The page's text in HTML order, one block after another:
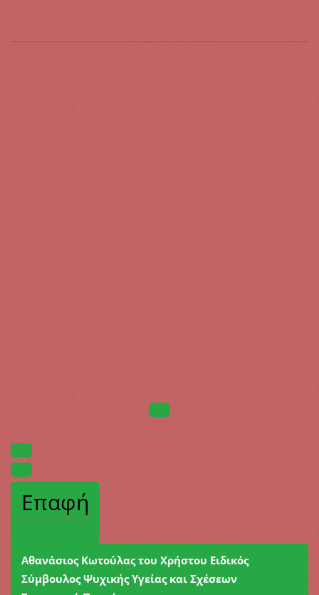
Επαφή
Αθανάσιος Κωτούλας του Χρήστου Ειδικός
Σύμβουλος Ψυχικής Υγείας και Σχέσεων